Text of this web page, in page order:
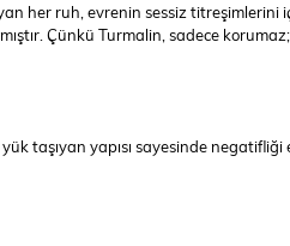
her ruh, evrenin sessiz titreşimlerini
Çünkü Turmalin, sadece
taşıyan yapısı sayesinde